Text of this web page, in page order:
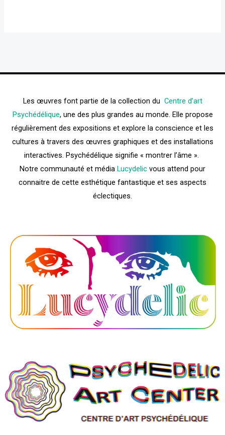
Les œuvres font partie de la collection du Centre d’art
Psychédélique, une des plus grandes au monde. Elle propose
régulièrement des expositions et explore la conscience et les
cultures à travers des œuvres graphiques et des installations
interactives. Psychédélique signifie « montrer l’âme ».
Notre communauté et média Lucydelic vous attend pour
connaitre de cette esthétique fantastique et ses aspects
éclectiques.